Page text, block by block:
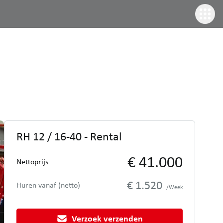
RH 12 / 16-40 - Rental
Nettoprijs € 41.000
Huren vanaf (netto) € 1.520 /Week
Verzoek verzenden